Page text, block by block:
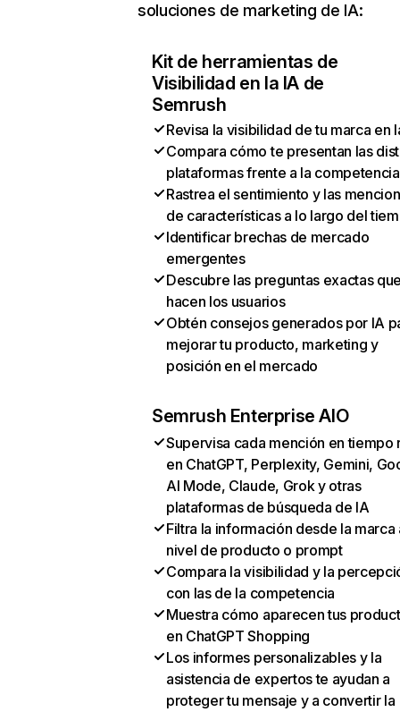
soluciones de marketing de IA:
Kit de herramientas de
Visibilidad en la IA de
Semrush
Revisa la visibilidad de tu marca en
Compara cómo te presentan las
plataformas frente a la competencia
Rastrea el sentimiento y las
de características a lo largo del
Identificar brechas de mercado
emergentes
Descubre las preguntas exactas
hacen los usuarios
Obtén consejos generados por IA
mejorar tu producto, marketing y
posición en el mercado
Semrush Enterprise AIO
Supervisa cada mención en tiempo
en ChatGPT, Perplexity, Gemini,
AI Mode, Claude, Grok y otras
plataformas de búsqueda de IA
Filtra la información desde la marca
nivel de producto o prompt
Compara la visibilidad y la
con las de la competencia
Muestra cómo aparecen tus
en ChatGPT Shopping
Los informes personalizables y la
asistencia de expertos te ayudan a
proteger tu mensaje y a convertir la